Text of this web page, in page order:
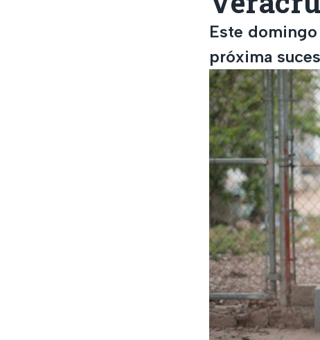
Este domingo
próxima